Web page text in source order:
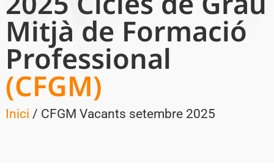
Mitjà de Formació
Professional
(CFGM)
Inici / CFGM​ Vacants setembre 2025